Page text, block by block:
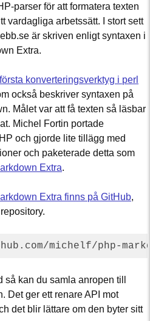
parser för att formatera texten
vardagliga arbetssätt. I stort sett
är skriven enligt syntaxen i
Extra.
konverteringsverktyg i perl
också beskriver syntaxen på
Målet var att få texten så läsbar
Michel Fortin portade
och gjorde lite tillägg med
och paketerade detta som
Extra.
Extra finns på GitHub,
kan du samla anropen till
Det ger ett renare API mot
det blir lättare om den byter sitt